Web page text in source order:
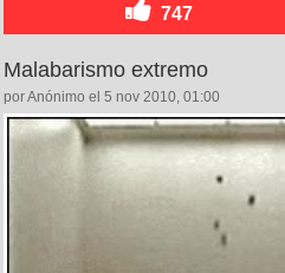
747
Malabarismo extremo
por Anónimo el 5 nov 2010, 01:00